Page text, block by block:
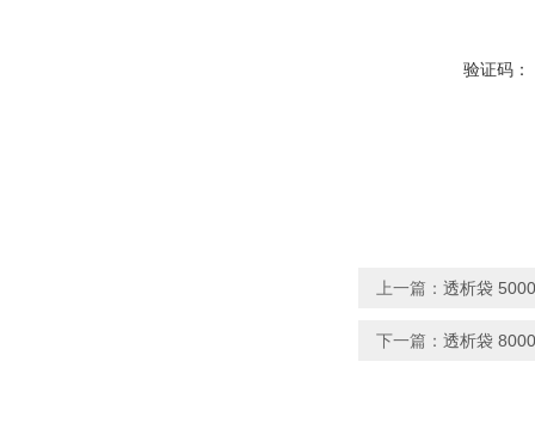
验证码：
上一篇： 透析袋
下一篇： 透析袋